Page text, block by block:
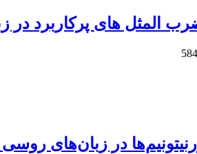
المثل های پرکاربرد در
در زبان‌های